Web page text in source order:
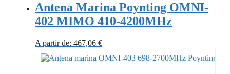
Antena Marina Poynting OMNI-
402 MIMO 410-4200MHz
A partir de: 467,06 €